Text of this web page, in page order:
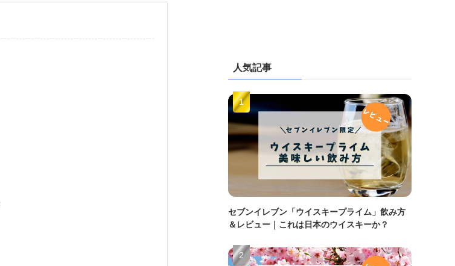
人気記事
セブンイレブン「ウイスキープライム」飲み方
＆レビュー｜これは日本のウイスキーか？